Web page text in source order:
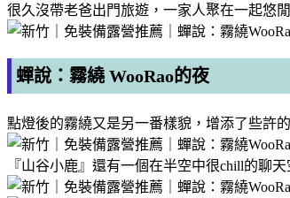
很久沒帶老爸出門旅遊，一家人聚在一起悠
蟬說：霧繞 WooRao的夜
點燈後的霧繞又是另一番樣貌，增添了些許
『山谷小鹿』還有一個在半空中很chill的聊